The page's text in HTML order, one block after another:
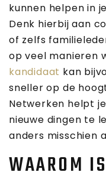
kunnen helpen in
Denk hierbij aan
of zelfs
op veel manieren
kandidaat kan
sneller op de
Netwerken helpt
nieuwe dingen te
anders misschien
WAAROM